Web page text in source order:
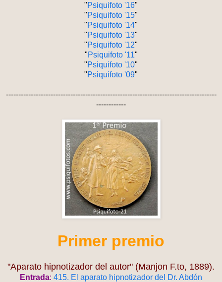
"Psiquifoto '16"
"Psiquifoto '15"
"Psiquifoto '14"
"Psiquifoto '13"
"Psiquifoto '12"
"Psiquifoto '11"
"Psiquifoto '10"
"Psiquifoto '09"
-------------------------------------------------------------------------------------
------------
Primer premio
"Aparato hipnotizador del autor" (Manjon F.to, 1889).
Entrada: 415. El aparato hipnotizador del Dr. Abdón